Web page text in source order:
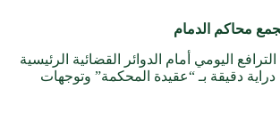
اليومي أمام الدوائر القضائية الرئيسية
دقيقة بـ “عقيدة المحكمة” وتوجهات